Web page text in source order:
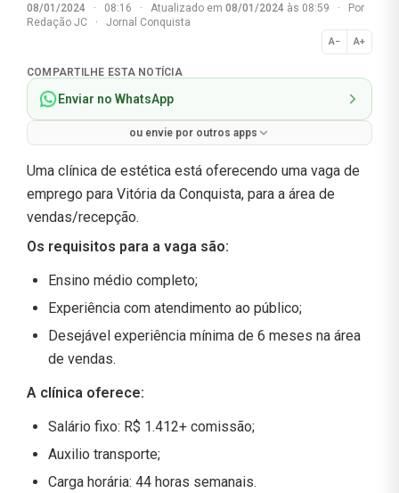
08/01/2024 · 08:16 · Atualizado em 08/01/2024 às 08:59 ·
Por
Redação JC
· Jornal Conquista
A− A+
Normal
COMPARTILHE ESTA NOTÍCIA
Enviar no WhatsApp
ou envie por outros apps
Uma clínica de estética está oferecendo uma vaga de
emprego para Vitória da Conquista, para a área de
vendas/recepção.
Os requisitos para a vaga são:
Ensino médio completo;
Experiência com atendimento ao público;
Desejável experiência mínima de 6 meses na área
de vendas.
A clínica oferece:
Salário fixo: R$ 1.412+ comissão;
Auxilio transporte;
Carga horária: 44 horas semanais.